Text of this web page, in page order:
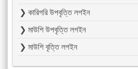
❯ কারিগরি উপবৃত্তি লগইন
❯ মাউশি উপবৃত্তি লগইন
❯ মাউশি বৃত্তি লগইন